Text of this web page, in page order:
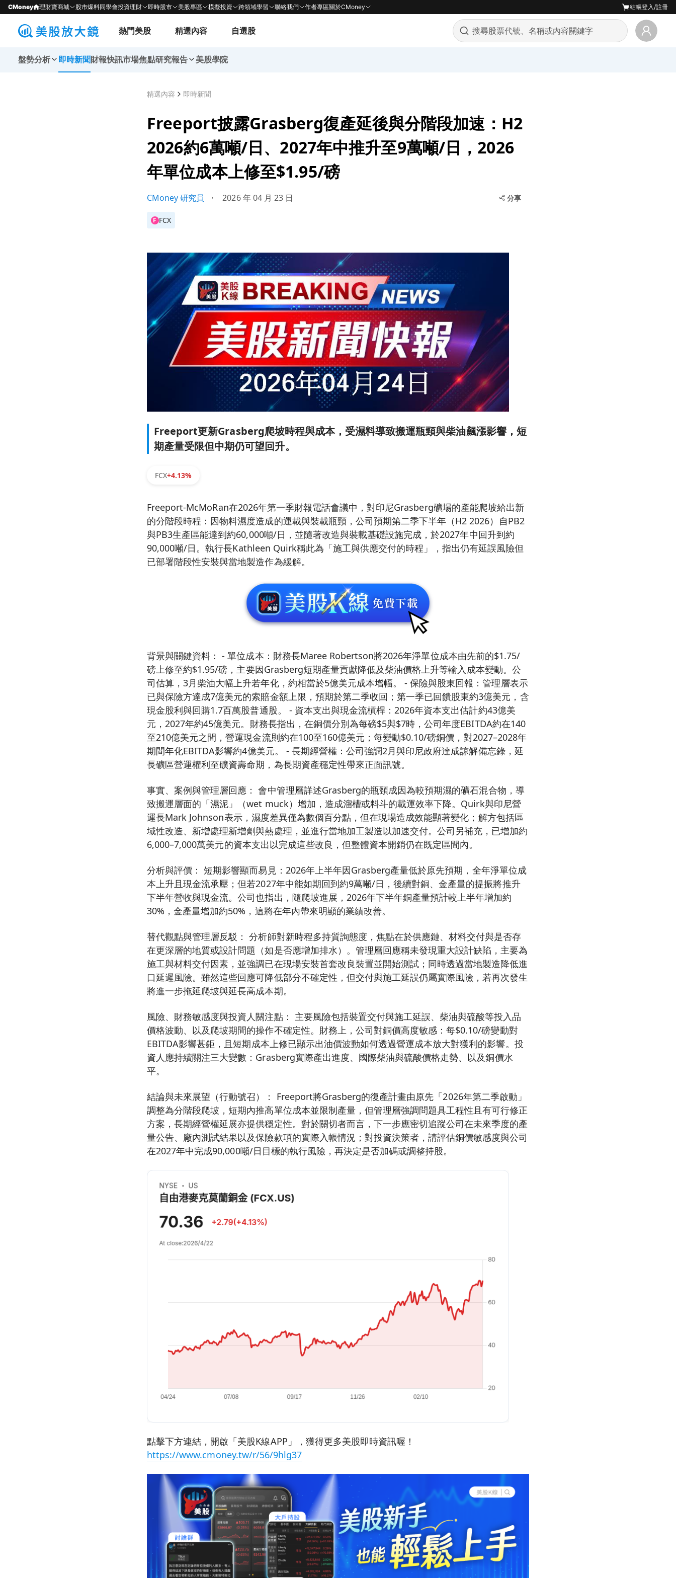
CMoney 理財寶商城 股市爆料同學會投資理財 即時股市 美股專區 模擬投資 跨領域學習 聯絡我們 作者專區關於CMoney 結帳登入/註冊
熱門美股 精選內容 自選股
盤勢分析 即時新聞財報快訊市場焦點研究報告 美股學院
精選內容 即時新聞
Freeport披露Grasberg復產延後與分階段加速：H2
2026約6萬噸/日、2027年中推升至9萬噸/日，2026
年單位成本上修至$1.95/磅
CMoney 研究員 ・ 2026 年 04 月 23 日 分享
F FCX
Freeport更新Grasberg爬坡時程與成本，受濕料導致搬運瓶頸與柴油飆漲影響，短
期產量受限但中期仍可望回升。
FCX+4.13%
Freeport-McMoRan在2026年第一季財報電話會議中，對印尼Grasberg礦場的產能爬坡給出新
的分階段時程：因物料濕度造成的運載與裝載瓶頸，公司預期第二季下半年（H2 2026）自PB2
與PB3生產區能達到約60,000噸/日，並隨著改造與裝載基礎設施完成，於2027年中回升到約
90,000噸/日。執行長Kathleen Quirk稱此為「施工與供應交付的時程」，指出仍有延誤風險但
已部署階段性安裝與當地製造作為緩解。
背景與關鍵資料： - 單位成本：財務長Maree Robertson將2026年淨單位成本由先前的$1.75/
磅上修至約$1.95/磅，主要因Grasberg短期產量貢獻降低及柴油價格上升等輸入成本變動。公
司估算，3月柴油大幅上升若年化，約相當於5億美元成本增幅。 - 保險與股東回報：管理層表示
已與保險方達成7億美元的索賠金額上限，預期於第二季收回；第一季已回饋股東約3億美元，含
現金股利與回購1.7百萬股普通股。 - 資本支出與現金流槓桿：2026年資本支出估計約43億美
元，2027年約45億美元。財務長指出，在銅價分別為每磅$5與$7時，公司年度EBITDA約在140
至210億美元之間，營運現金流則約在100至160億美元；每變動$0.10/磅銅價，對2027–2028年
期間年化EBITDA影響約4億美元。 - 長期經營權：公司強調2月與印尼政府達成諒解備忘錄，延
長礦區營運權利至礦資壽命期，為長期資產穩定性帶來正面訊號。
事實、案例與管理層回應： 會中管理層詳述Grasberg的瓶頸成因為較預期濕的礦石混合物，導
致搬運層面的「濕泥」（wet muck）增加，造成溜槽或料斗的載運效率下降。Quirk與印尼營
運長Mark Johnson表示，濕度差異僅為數個百分點，但在現場造成效能顯著變化；解方包括區
域性改造、新增處理新增劑與熱處理，並進行當地加工製造以加速交付。公司另補充，已增加約
6,000–7,000萬美元的資本支出以完成這些改良，但整體資本開銷仍在既定區間內。
分析與評價： 短期影響顯而易見：2026年上半年因Grasberg產量低於原先預期，全年淨單位成
本上升且現金流承壓；但若2027年中能如期回到約9萬噸/日，後續對銅、金產量的提振將推升
下半年營收與現金流。公司也指出，隨爬坡進展，2026年下半年銅產量預計較上半年增加約
30%，金產量增加約50%，這將在年內帶來明顯的業績改善。
替代觀點與管理層反駁： 分析師對新時程多持質詢態度，焦點在於供應鏈、材料交付與是否存
在更深層的地質或設計問題（如是否應增加排水）。管理層回應稱未發現重大設計缺陷，主要為
施工與材料交付因素，並強調已在現場安裝首套改良裝置並開始測試；同時透過當地製造降低進
口延遲風險。雖然這些回應可降低部分不確定性，但交付與施工延誤仍屬實際風險，若再次發生
將進一步拖延爬坡與延長高成本期。
風險、財務敏感度與投資人關注點： 主要風險包括裝置交付與施工延誤、柴油與硫酸等投入品
價格波動、以及爬坡期間的操作不確定性。財務上，公司對銅價高度敏感：每$0.10/磅變動對
EBITDA影響甚鉅，且短期成本上修已顯示出油價波動如何透過營運成本放大對獲利的影響。投
資人應持續關注三大變數：Grasberg實際產出進度、國際柴油與硫酸價格走勢、以及銅價水
平。
結論與未來展望（行動號召）： Freeport將Grasberg的復產計畫由原先「2026年第二季啟動」
調整為分階段爬坡，短期內推高單位成本並限制產量，但管理層強調問題具工程性且有可行修正
方案，長期經營權延展亦提供穩定性。對於關切者而言，下一步應密切追蹤公司在未來季度的產
量公告、廠內測試結果以及保險款項的實際入帳情況；對投資決策者，請評估銅價敏感度與公司
在2027年中完成90,000噸/日目標的執行風險，再決定是否加碼或調整持股。
點擊下方連結，開啟「美股K線APP」，獲得更多美股即時資訊喔！
https://www.cmoney.tw/r/56/9hlg37